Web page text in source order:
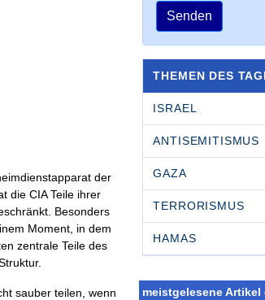
der
die CIA Teile ihrer
Besonders
Moment, in dem
zentrale Teile des
sauber teilen, wenn
Senden
THEMEN DES
ISRAEL
ANTISEMITISMUS
GAZA
TERRORISMUS
HAMAS
meistgelesene Artikel